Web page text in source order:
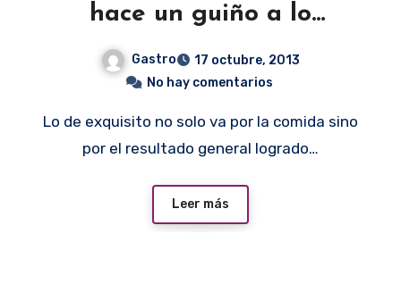
hace un guiño a lo
Gastro
17 octubre, 2013
No hay comentarios
Lo de exquisito no solo va por la comida sino
por el resultado general logrado…
Leer más